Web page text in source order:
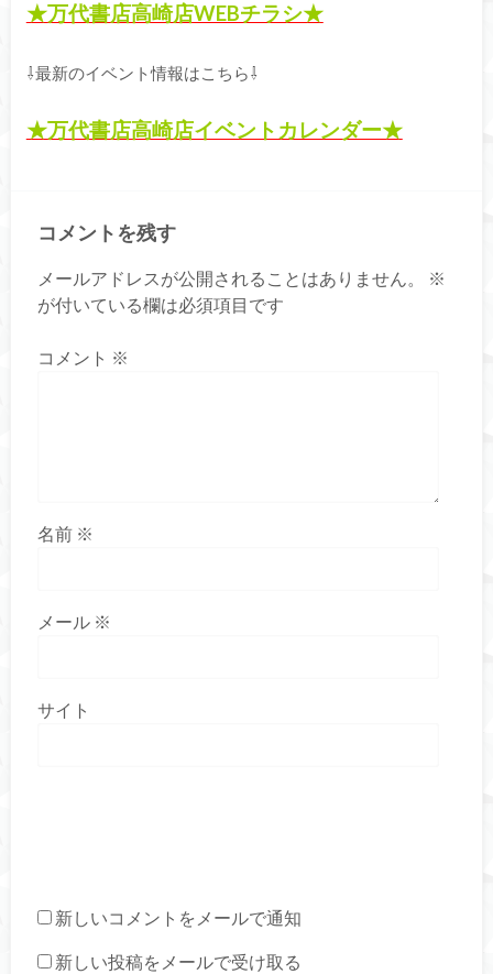
★万代書店高崎店WEBチラシ★
⇩最新のイベント情報はこちら⇩
★万代書店高崎店イベントカレンダー★
コメントを残す
メールアドレスが公開されることはありません。
※
が付いている欄は必須項目です
コメント ※
名前 ※
メール ※
サイト
新しいコメントをメールで通知
新しい投稿をメールで受け取る